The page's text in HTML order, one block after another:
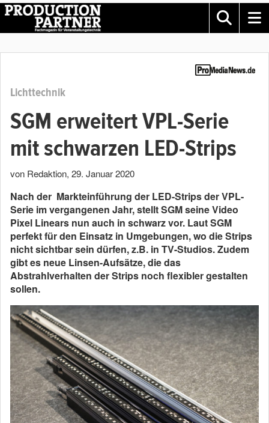
Lichttechnik
SGM erweitert VPL-Serie
mit schwarzen LED-Strips
von Redaktion, 29. Januar 2020
Nach der Markteinführung der LED-Strips der VPL-
Serie im vergangenen Jahr, stellt SGM seine Video
Pixel Linears nun auch in schwarz vor. Laut SGM
perfekt für den Einsatz in Umgebungen, wo die Strips
nicht sichtbar sein dürfen, z.B. in TV-Studios. Zudem
gibt es neue Linsen-Aufsätze, die das
Abstrahlverhalten der Strips noch flexibler gestalten
sollen.